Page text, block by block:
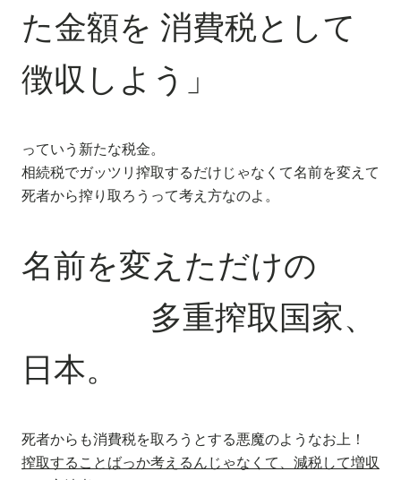
た金額を 消費税として
徴収しよう」
っていう新たな税金。
相続税でガッツリ搾取するだけじゃなくて名前を変えて
死者から搾り取ろうって考え方なのよ。
名前を変えただけの
多重搾取国家、
日本。
死者からも消費税を取ろうとする悪魔のようなお上！
搾取することばっか考えるんじゃなくて、減税して増収